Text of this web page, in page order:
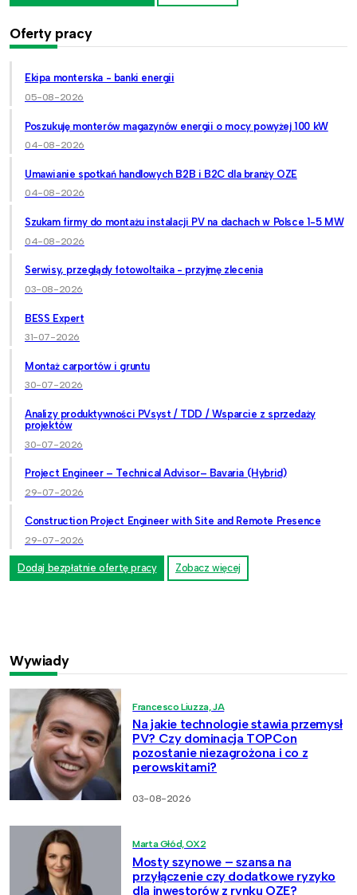
Oferty pracy
Ekipa monterska - banki energii
05-08-2026
Poszukuję monterów magazynów energii o mocy powyżej 100 kW
04-08-2026
Umawianie spotkań handlowych B2B i B2C dla branży OZE
04-08-2026
Szukam firmy do montażu instalacji PV na dachach w Polsce 1-5 MW
04-08-2026
Serwisy, przeglądy fotowoltaika - przyjmę zlecenia
03-08-2026
BESS Expert
31-07-2026
Montaż carportów i gruntu
30-07-2026
Analizy produktywności PVsyst / TDD / Wsparcie z sprzedaży
projektów
30-07-2026
Project Engineer – Technical Advisor– Bavaria (Hybrid)
29-07-2026
Construction Project Engineer with Site and Remote Presence
29-07-2026
Dodaj bezpłatnie ofertę pracy Zobacz więcej
Wywiady
Francesco Liuzza, JA
Na jakie technologie stawia przemysł
PV? Czy dominacja TOPCon
pozostanie niezagrożona i co z
perowskitami?
03-08-2026
Marta Głód, OX2
Mosty szynowe – szansa na
przyłączenie czy dodatkowe ryzyko
dla inwestorów z rynku OZE?